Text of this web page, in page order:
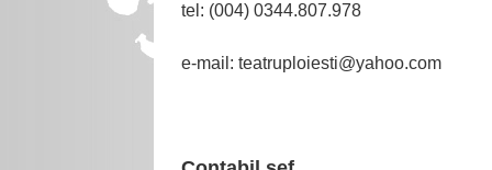
tel: (004) 0344.807.978
e-mail: teatruploiesti@yahoo.com